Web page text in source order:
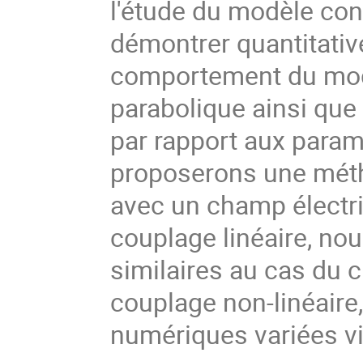
l'étude du modèle
démontrer
comportement du
parabolique ainsi
par rapport aux
proposerons une
avec un champ
couplage linéaire,
similaires au cas du
couplage non-
numériques variées